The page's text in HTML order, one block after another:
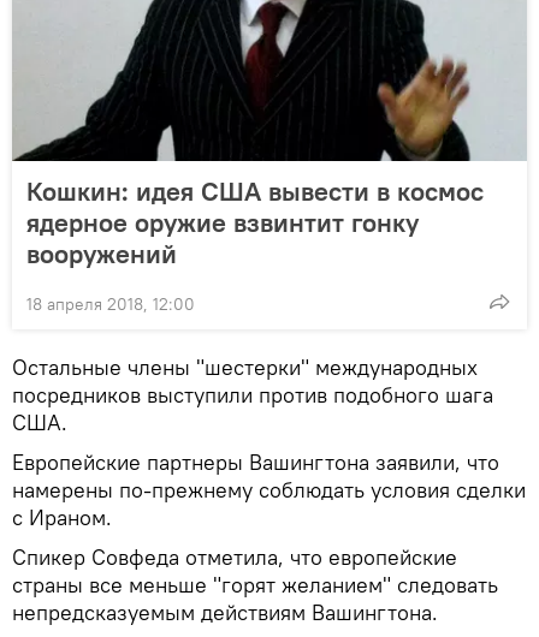
Кошкин: идея США вывести в космос
ядерное оружие взвинтит гонку
вооружений
18 апреля 2018, 12:00
Остальные члены "шестерки" международных
посредников выступили против подобного шага
США.
Европейские партнеры Вашингтона заявили, что
намерены по-прежнему соблюдать условия сделки
с Ираном.
Спикер Совфеда отметила, что европейские
страны все меньше "горят желанием" следовать
непредсказуемым действиям Вашингтона.